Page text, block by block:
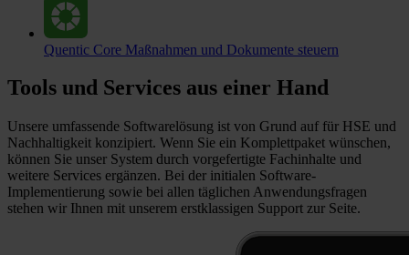
Quentic Core Maßnahmen und Dokumente steuern
Tools und Services aus einer Hand
Unsere umfassende Softwarelösung ist von Grund auf für HSE und
Nachhaltigkeit konzipiert. Wenn Sie ein Komplettpaket wünschen,
können Sie unser System durch vorgefertigte Fachinhalte und
weitere Services ergänzen. Bei der initialen Software-
Implementierung sowie bei allen täglichen Anwendungsfragen
stehen wir Ihnen mit unserem erstklassigen Support zur Seite.